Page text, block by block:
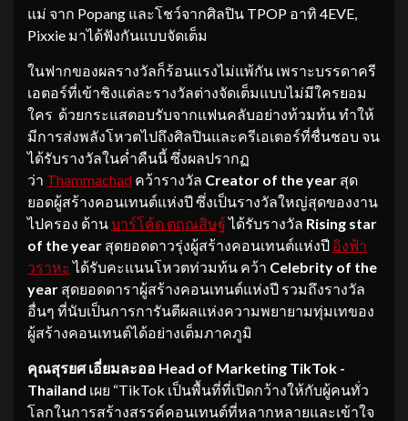
แม่ จาก Popang และโชว์จากศิลปิน TPOP อาทิ 4EVE,
Pixxie มาได้ฟังกันแบบจัดเต็ม
ในฟากของผลรางวัลก็ร้อนแรงไม่แพ้กัน เพราะบรรดาครี
เอตอร์ที่เข้าชิงแต่ละรางวัลต่างจัดเต็มแบบไม่มีใครยอม
ใคร ด้วยกระแสตอบรับจากแฟนคลับอย่างท้วมท้น ทำให้
มีการส่งพลังโหวตไปถึงศิลปินและครีเอเตอร์ที่ชื่นชอบ จน
ได้รับรางวัลในค่ำคืนนี้ ซึ่งผลปรากฏ
ว่า Thammachad คว้ารางวัล Creator of the year สุด
ยอดผู้สร้างคอนเทนต์แห่งปี ซึ่งเป็นรางวัลใหญ่สุดของงาน
ไปครอง ด้านบาร์โค้ด ตฤณสิษฐ์ได้รับรางวัล Rising star
of the year สุดยอดดาวรุ่งผู้สร้างคอนเทนต์แห่งปี อิงฟ้า
วราหะ ได้รับคะแนนโหวตท่วมท้น คว้า Celebrity of the
year สุดยอดดาราผู้สร้างคอนเทนต์แห่งปี รวมถึงรางวัล
อื่นๆ ที่นับเป็นการการันตีผลแห่งความพยายามทุ่มเทของ
ผู้สร้างคอนเทนต์ได้อย่างเต็มภาคภูมิ
คุณสุรยศ เอี่ยมละออ Head of Marketing TikTok -
Thailand เผย “TikTok เป็นพื้นที่ที่เปิดกว้างให้กับผู้คนทั่ว
โลกในการสร้างสรรค์คอนเทนต์ที่หลากหลายและเข้าใจ